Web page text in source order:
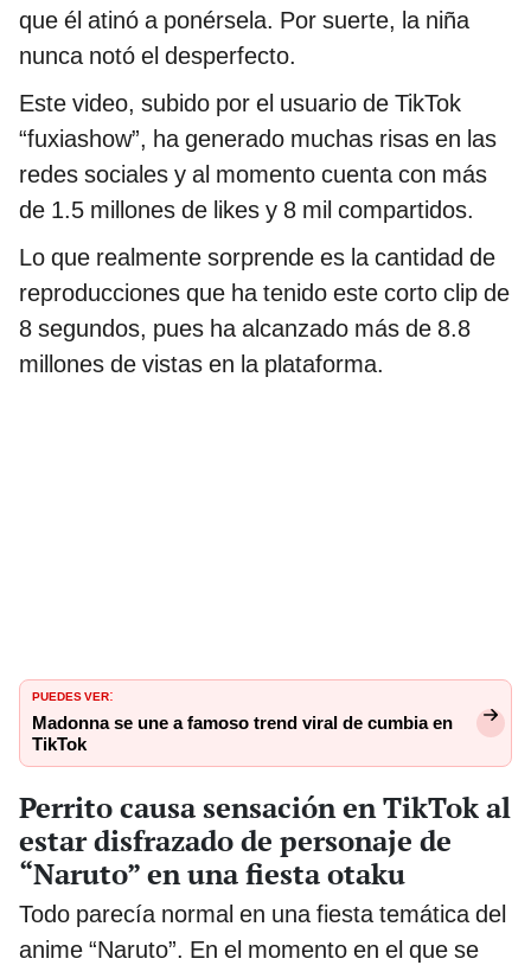
que él atinó a ponérsela. Por suerte, la niña
nunca notó el desperfecto.
Este video, subido por el usuario de TikTok
“fuxiashow”, ha generado muchas risas en las
redes sociales y al momento cuenta con más
de 1.5 millones de likes y 8 mil compartidos.
Lo que realmente sorprende es la cantidad de
reproducciones que ha tenido este corto clip de
8 segundos, pues ha alcanzado más de 8.8
millones de vistas en la plataforma.
PUEDES VER:
Madonna se une a famoso trend viral de cumbia en
TikTok
Perrito causa sensación en TikTok al
estar disfrazado de personaje de
“Naruto” en una fiesta otaku
Todo parecía normal en una fiesta temática del
anime “Naruto”. En el momento en el que se